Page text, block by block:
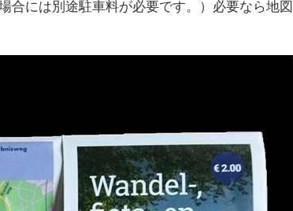
合には別途駐車料が必要です。）必要なら地図